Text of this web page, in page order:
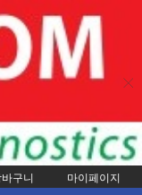
구니 마이페이지